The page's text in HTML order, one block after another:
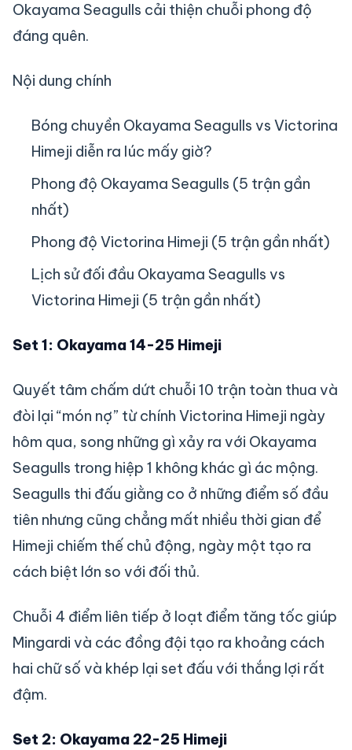
Okayama Seagulls cải thiện chuỗi phong độ
đáng quên.
Nội dung chính
Bóng chuyền Okayama Seagulls vs Victorina
Himeji diễn ra lúc mấy giờ?
Phong độ Okayama Seagulls (5 trận gần
nhất)
Phong độ Victorina Himeji (5 trận gần nhất)
Lịch sử đối đầu Okayama Seagulls vs
Victorina Himeji (5 trận gần nhất)
Set 1: Okayama 14-25 Himeji
Quyết tâm chấm dứt chuỗi 10 trận toàn thua và
đòi lại “món nợ” từ chính Victorina Himeji ngày
hôm qua, song những gì xảy ra với Okayama
Seagulls trong hiệp 1 không khác gì ác mộng.
Seagulls thi đấu giằng co ở những điểm số đầu
tiên nhưng cũng chẳng mất nhiều thời gian để
Himeji chiếm thế chủ động, ngày một tạo ra
cách biệt lớn so với đối thủ.
Chuỗi 4 điểm liên tiếp ở loạt điểm tăng tốc giúp
Mingardi và các đồng đội tạo ra khoảng cách
hai chữ số và khép lại set đấu với thắng lợi rất
đậm.
Set 2: Okayama 22-25 Himeji